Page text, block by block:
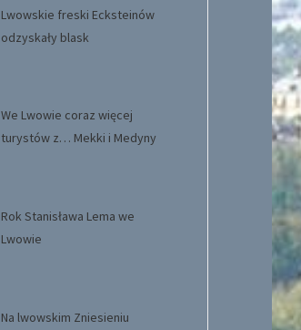
Lwowskie freski Ecksteinów
odzyskały blask
We Lwowie coraz więcej
turystów z… Mekki i Medyny
Rok Stanisława Lema we
Lwowie
Na lwowskim Zniesieniu